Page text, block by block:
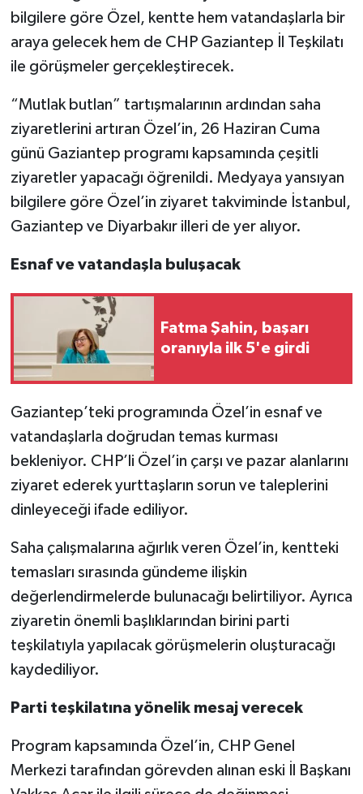
bilgilere göre Özel, kentte hem vatandaşlarla bir
araya gelecek hem de CHP Gaziantep İl Teşkilatı
ile görüşmeler gerçekleştirecek.
“Mutlak butlan” tartışmalarının ardından saha
ziyaretlerini artıran Özel’in, 26 Haziran Cuma
günü Gaziantep programı kapsamında çeşitli
ziyaretler yapacağı öğrenildi. Medyaya yansıyan
bilgilere göre Özel’in ziyaret takviminde İstanbul,
Gaziantep ve Diyarbakır illeri de yer alıyor.
Esnaf ve vatandaşla buluşacak
Fatma Şahin, başarı
oranıyla ilk 5'e girdi
Gaziantep’teki programında Özel’in esnaf ve
vatandaşlarla doğrudan temas kurması
bekleniyor. CHP’li Özel’in çarşı ve pazar alanlarını
ziyaret ederek yurttaşların sorun ve taleplerini
dinleyeceği ifade ediliyor.
Saha çalışmalarına ağırlık veren Özel’in, kentteki
temasları sırasında gündeme ilişkin
değerlendirmelerde bulunacağı belirtiliyor. Ayrıca
ziyaretin önemli başlıklarından birini parti
teşkilatıyla yapılacak görüşmelerin oluşturacağı
kaydediliyor.
Parti teşkilatına yönelik mesaj verecek
Program kapsamında Özel’in, CHP Genel
Merkezi tarafından görevden alınan eski İl Başkanı
Teknoloji
Türkiye
Video Haber
Yaşam
Yeme-İçme
Yemek